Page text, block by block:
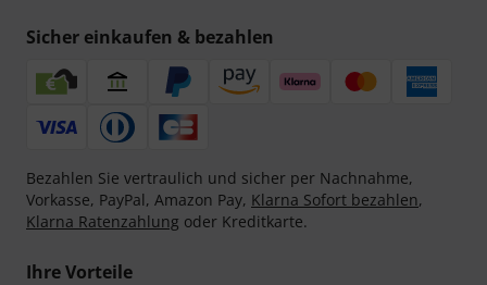
Sicher einkaufen & bezahlen
Bezahlen Sie vertraulich und sicher per Nachnahme,
Vorkasse, PayPal, Amazon Pay, Klarna Sofort bezahlen,
Klarna Ratenzahlung oder Kreditkarte.
Ihre Vorteile